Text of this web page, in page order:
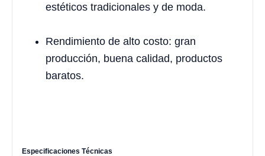
estéticos tradicionales y de moda.
Rendimiento de alto costo: gran
producción, buena calidad, productos
baratos.
Especificaciones Técnicas